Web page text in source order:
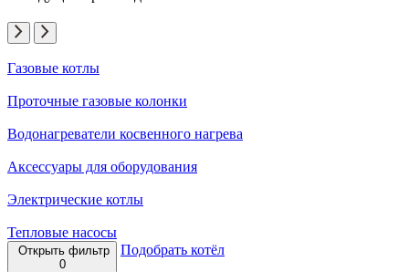
Газовые котлы
Проточные газовые колонки
Водонагреватели косвенного нагрева
Аксессуары для оборудования
Электрические котлы
Тепловые насосы
Открыть фильтр
0
Подобрать котёл